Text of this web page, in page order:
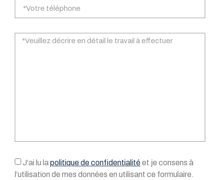
J’ai lu lapolitique de confidentialitéet je consens à
l’utilisation de mes données en utilisant ce formulaire.